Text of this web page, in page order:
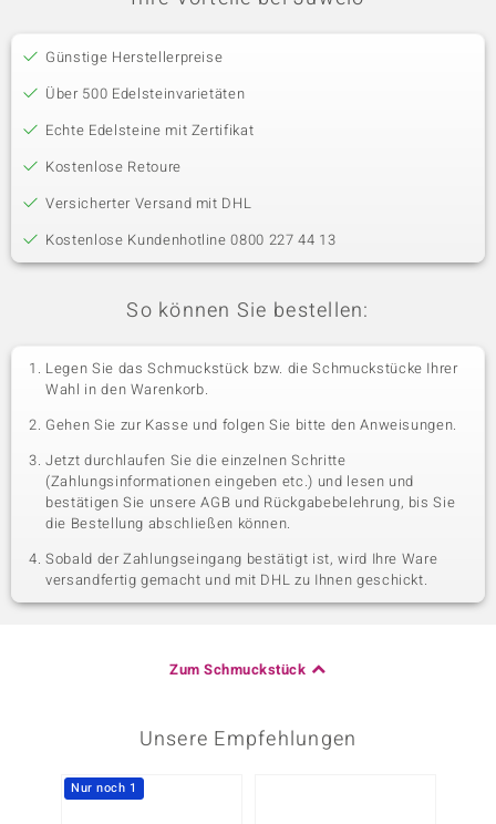
Günstige Herstellerpreise
Über 500 Edelsteinvarietäten
Echte Edelsteine mit Zertifikat
Kostenlose Retoure
Versicherter Versand mit DHL
Kostenlose Kundenhotline 0800 227 44 13
So können Sie bestellen:
Legen Sie das Schmuckstück bzw. die Schmuckstücke Ihrer
Wahl in den Warenkorb.
Gehen Sie zur Kasse und folgen Sie bitte den Anweisungen.
Jetzt durchlaufen Sie die einzelnen Schritte
(Zahlungsinformationen eingeben etc.) und lesen und
bestätigen Sie unsere AGB und Rückgabebelehrung, bis Sie
die Bestellung abschließen können.
Sobald der Zahlungseingang bestätigt ist, wird Ihre Ware
versandfertig gemacht und mit DHL zu Ihnen geschickt.
Zum Schmuckstück
Unsere Empfehlungen
Nur noch 1